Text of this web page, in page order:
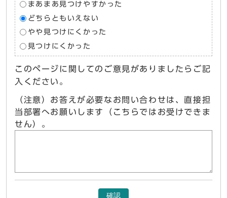
まあまあ見つけやすかった
どちらともいえない
やや見つけにくかった
見つけにくかった
このページに関してのご意見がありましたらご記
入ください。
（注意）お答えが必要なお問い合わせは、直接担
当部署へお願いします（こちらではお受けできま
せん）。
確認